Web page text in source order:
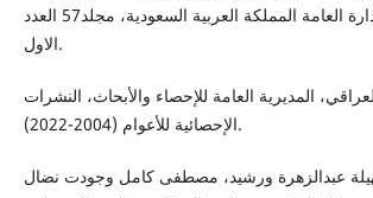
2015، مجلة الادارة العامة المملكة العربية السعودية، مجلد57 العدد
الاول.
المديرية العامة للإحصاء والأبحاث، النشرات
الإحصائية للأعوام (2004-2022).
عبدالزهرة ورشيد، مصطفى كامل وجودت نضال